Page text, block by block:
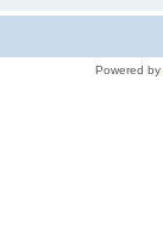
Powered by